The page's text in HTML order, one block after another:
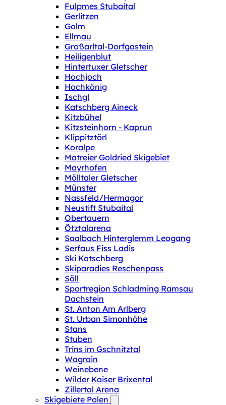
Fulpmes Stubaital
Gerlitzen
Golm
Ellmau
Großarltal-Dorfgastein
Heiligenblut
Hintertuxer Gletscher
Hochjoch
Hochkönig
Ischgl
Katschberg Aineck
Kitzbühel
Kitzsteinhorn - Kaprun
Klippitztörl
Koralpe
Matreier Goldried Skigebiet
Mayrhofen
Mölltaler Gletscher
Münster
Nassfeld/Hermagor
Neustift Stubaital
Obertauern
Ötztalarena
Saalbach Hinterglemm Leogang
Serfaus Fiss Ladis
Ski Katschberg
Skiparadies Reschenpass
Söll
Sportregion Schladming Ramsau
Dachstein
St. Anton Am Arlberg
St. Urban Simonhöhe
Stans
Stuben
Trins im Gschnitztal
Wagrain
Weinebene
Wilder Kaiser Brixental
Zillertal Arena
Skigebiete Polen